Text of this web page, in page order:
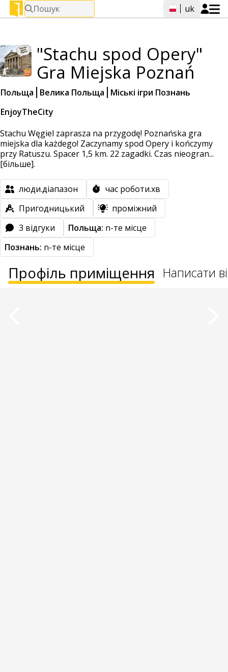
Пошук uk
"Stachu spod Opery"
Gra Miejska Poznań
Польща Велика Польща
Міські ігри Познань
EnjoyTheCity
Stachu Węgiel zaprasza na przygodę! Poznańska gra
miejska dla każdego! Zaczynamy spod Opery i kończymy
przy Ratuszu. Spacer 1,5 km. 22 zagadki. Czas nieogran...
[більше].
люди.діапазон
час роботи.хв
Пригодницький
проміжний
3 відгуки
Польща: n-те місце
Познань: n-те місце
Профіль приміщення Написати